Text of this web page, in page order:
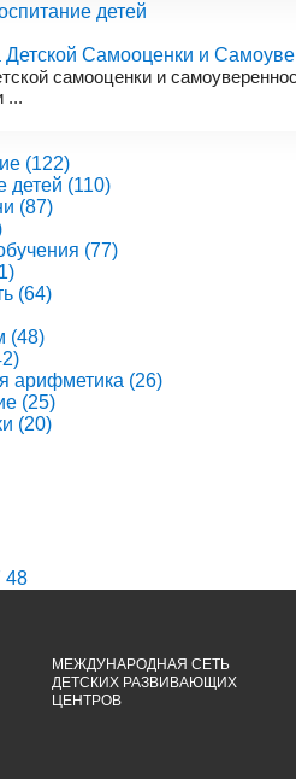
детей
Самооценки и
самооценки и
...
(122)
детей (110)
(87)
(77)
(64)
(48)
арифметика (26)
(25)
(20)
48
МЕЖДУНАРОДНАЯ СЕТЬ
ДЕТСКИХ РАЗВИВАЮЩИХ
ЦЕНТРОВ